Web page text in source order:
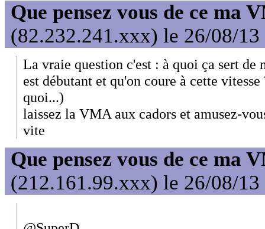
Que pensez vous de ce ma
(82.232.241.xxx) le 26/08/13
La vraie question c'est : à quoi ça sert de
est débutant et qu'on coure à cette
quoi...)
laissez la VMA aux cadors et amusez-
vite
Que pensez vous de ce ma
(212.161.99.xxx) le 26/08/13